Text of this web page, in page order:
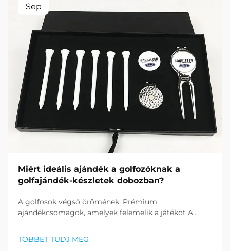
Sep
Miért ideális ajándék a golfozóknak a
golfajándék-készletek dobozban?
A golfosok végső örömének: Prémium
ajándékcsomagok, amelyek felemelik a játékot A
számára kihívást jelenthet, de a golf
ajándékcsomagok kiváló megoldásként emelkedtek
TÖBBET TUDJ MEG